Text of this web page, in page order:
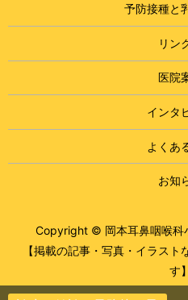
予防接種と
リン
医院
インタ
よくあ
お知
Copyright © 岡本耳鼻咽喉科
【掲載の記事・写真・イラス
す】